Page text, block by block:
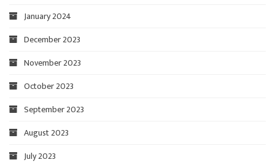
January 2024
December 2023
November 2023
October 2023
September 2023
August 2023
July 2023